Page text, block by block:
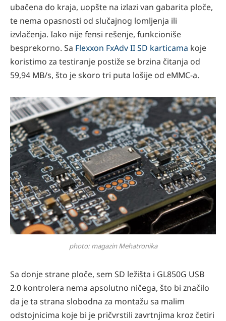
ubačena do kraja, uopšte na izlazi van gabarita ploče,
te nema opasnosti od slučajnog lomljenja ili
izvlačenja. Iako nije fensi rešenje, funkcioniše
besprekorno. Sa Flexxon FxAdv II SD karticama koje
koristimo za testiranje postiže se brzina čitanja od
59,94 MB/s, što je skoro tri puta lošije od eMMC-a.
photo: magazin Mehatronika
Sa donje strane ploče, sem SD ležišta i GL850G USB
2.0 kontrolera nema apsolutno ničega, što bi značilo
da je ta strana slobodna za montažu sa malim
odstojnicima koje bi je pričvrstili zavrtnjima kroz četiri